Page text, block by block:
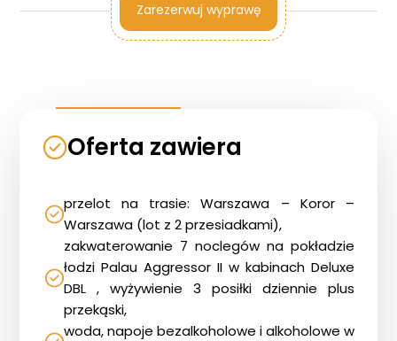
Zarezerwuj wyprawę
Oferta zawiera
przelot na trasie: Warszawa – Koror –
Warszawa (lot z 2 przesiadkami),
zakwaterowanie 7 noclegów na pokładzie
łodzi Palau Aggressor II w kabinach Deluxe
DBL , wyżywienie 3 posiłki dziennie plus
przekąski,
woda, napoje bezalkoholowe i alkoholowe w